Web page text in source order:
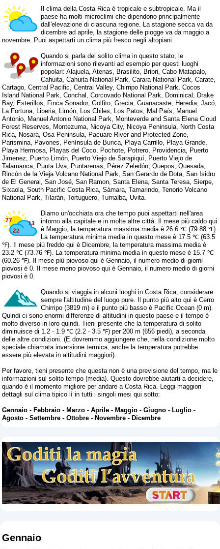
Il clima della Costa Rica è tropicale e subtropicale. Ma il
paese ha molti microclimi che dipendono principalmente
dall'elevazione di ciascuna regione. La stagione secca va da
dicembre ad aprile, la stagione delle piogge va da maggio a
novembre. Puoi aspettarti un clima più fresco negli altopiani.
Quando si parla del solito clima in questo stato, le
informazioni sono rilevanti ad esempio per questi luoghi
popolari: Alajuela, Atenas, Brasilito, Bribri, Cabo Matapalo,
Cahuita, Cahuita National Park, Carara National Park, Carate,
Cartago, Central Pacific, Central Valley, Chirripo National Park, Cocos
Island National Park, Conchal, Corcovado National Park, Dominical, Drake
Bay, Esterillos, Finca Sonador, Golfito, Grecia, Guanacaste, Heredia, Jacó,
La Fortuna, Liberia, Limón, Los Chiles, Los Patos, Mal País, Manuel
Antonio, Manuel Antonio National Park, Monteverde and Santa Elena Cloud
Forest Reserves, Montezuma, Nicoya City, Nicoya Peninsula, North Costa
Rica, Nosara, Osa Peninsula, Pacuare River and Protected Zone,
Parismina, Pavones, Península de Burica, Playa Carrillo, Playa Grande,
Playa Hermosa, Playas del Coco, Pochote, Potrero, Providencia, Puerto
Jimenez, Puerto Limón, Puerto Viejo de Sarapiquí, Puerto Viejo de
Talamanca, Punta Uva, Puntarenas, Pérez Zeledón, Quepos, Quesada,
Rincón de la Vieja Volcano National Park, San Gerardo de Dota, San Isidro
de El General, San José, San Ramon, Santa Elena, Santa Teresa, Sierpe,
Sixaola, South Pacific Costa Rica, Sámara, Tamarindo, Tenorio Volcano
National Park, Tilarán, Tortuguero, Turrialba, Uvita.
Diamo un'occhiata ora che tempo puoi aspettarti nell'area
intorno alla capitale e in molte altre città. Il mese più caldo qui
è Maggio, la temperatura massima media è 26.6 ℃ (79.88 ℉).
La temperatura minima media in questo mese è 17.5 ℃ (63.5
℉). Il mese più freddo qui è Dicembre, la temperatura massima media è
23.2 ℃ (73.76 ℉). La temperatura minima media in questo mese è 15.7 ℃
(60.26 ℉). Il mese più piovoso qui è Gennaio, il numero medio di giorni
piovosi è 0. Il mese meno piovoso qui è Gennaio, il numero medio di giorni
piovosi è 0.
Quando si viaggia in alcuni luoghi in Costa Rica, considerare
sempre l'altitudine del luogo pure. Il punto più alto qui è Cerro
Chirripo (3819 m) e il punto più basso è Pacific Ocean (0 m).
Quindi ci sono enormi differenze di altitudini in questo paese e il tempo è
molto diverso in loro quindi. Tieni presente che la temperatura di solito
diminuisce di 1.2 - 1.9 ℃ (2.2 - 3.5 ℉) per 200 m (656 piedi), a seconda
delle altre condizioni. (E dovremmo aggiungere che, nella condizione molto
speciale chiamata inversione termica, anche la temperatura potrebbe
essere più elevata in altitudini maggiori).
Per favore, tieni presente che questa non è una previsione del tempo, ma le
informazioni sul solito tempo (media). Questo dovrebbe aiutarti a decidere,
quando è il momento migliore per andare a Costa Rica. Leggi maggiori
dettagli sul clima tipico lì in tutti i singoli mesi qui sotto:
Gennaio -Febbraio -Marzo -Aprile -Maggio -Giugno -Luglio -
Agosto -Settembre -Ottobre -Novembre -Dicembre
Gennaio